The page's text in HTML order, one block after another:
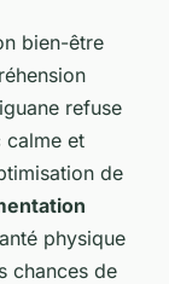
bien-être
refuse
calme et
de
physique
chances de